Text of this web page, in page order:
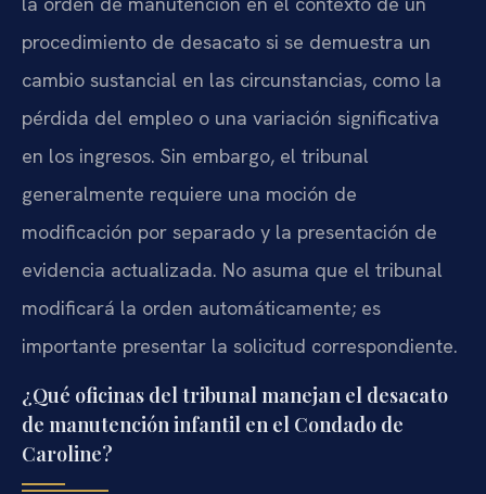
procedimiento de desacato si se demuestra un
cambio sustancial en las circunstancias, como la
pérdida del empleo o una variación significativa
en los ingresos. Sin embargo, el tribunal
generalmente requiere una moción de
modificación por separado y la presentación de
evidencia actualizada. No asuma que el tribunal
modificará la orden automáticamente; es
importante presentar la solicitud correspondiente.
¿Qué oficinas del tribunal manejan el desacato
de manutención infantil en el Condado de
Caroline?